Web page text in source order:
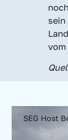
vom
SEG Host